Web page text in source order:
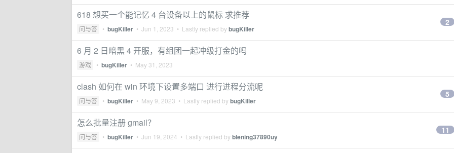
618 想买一个能记忆 4 台设备以上的鼠标 求推荐
问与答 • bugKiller • Jun 1, 2023 • Lastly replied bybugKiller
2
6 月 2 日暗黑 4 开服，有组团一起冲级打金的吗
游戏 • bugKiller • May 31, 2023
clash 如何在 win 环境下设置多端口 进行进程分流呢
问与答 • bugKiller • May 9, 2023 • Lastly replied bybugKiller
5
怎么批量注册 gmail？
问与答 • bugKiller • Jun 19, 2024 • Lastly replied byblening37890uy
11